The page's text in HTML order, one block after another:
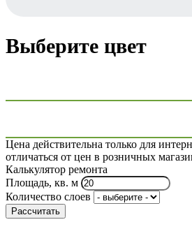
Выберите цвет
Цена действительна только для
отличаться от цен в розничных
Калькулятор ремонта
Площадь, кв. м
Количество слоев
Рассчитать